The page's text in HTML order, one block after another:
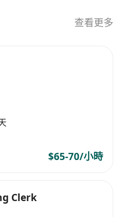
order allocation,
contractors / shipping
on-time delivery of
a complete record of
Textile or Clothing
in Excel and Chinese
查看更多
$65-70/小時
Clerk